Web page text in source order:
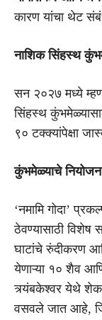
कारण यांचा थेट
नाशिक सिंहस्थ
सन २०२७ मध्ये
सिंहस्थ
९० टक्क्यांपेक्षा
कुंभमेळ्याचे
‘नमामि गोदा’
ठेवण्यासाठी विशेष
घाटांचे रुंदीकरण
येणाऱ्या १० शैव
त्र्यंबकेश्वर येथे
वसवले जात आहे,